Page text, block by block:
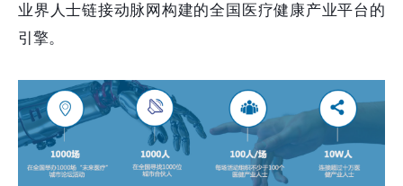
业界人士链接动脉网构建的全国医疗健康产业平台的
引擎。